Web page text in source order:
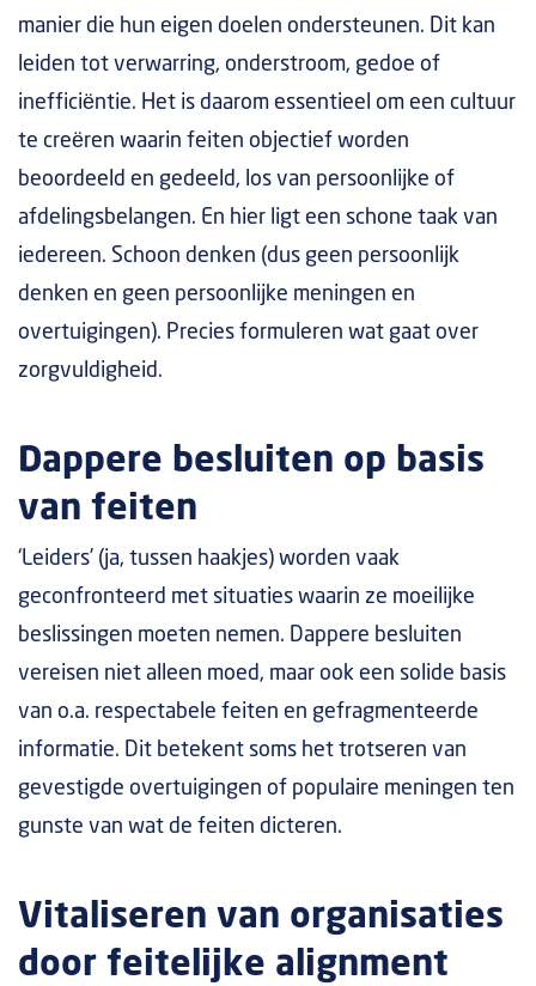
manier die hun eigen doelen ondersteunen. Dit kan
leiden tot verwarring, onderstroom, gedoe of
inefficiëntie. Het is daarom essentieel om een cultuur
te creëren waarin feiten objectief worden
beoordeeld en gedeeld, los van persoonlijke of
afdelingsbelangen. En hier ligt een schone taak van
iedereen. Schoon denken (dus geen persoonlijk
denken en geen persoonlijke meningen en
overtuigingen). Precies formuleren wat gaat over
zorgvuldigheid.
Dappere besluiten op basis
van feiten
‘Leiders’ (ja, tussen haakjes) worden vaak
geconfronteerd met situaties waarin ze moeilijke
beslissingen moeten nemen. Dappere besluiten
vereisen niet alleen moed, maar ook een solide basis
van o.a. respectabele feiten en gefragmenteerde
informatie. Dit betekent soms het trotseren van
gevestigde overtuigingen of populaire meningen ten
gunste van wat de feiten dicteren.
Vitaliseren van organisaties
door feitelijke alignment